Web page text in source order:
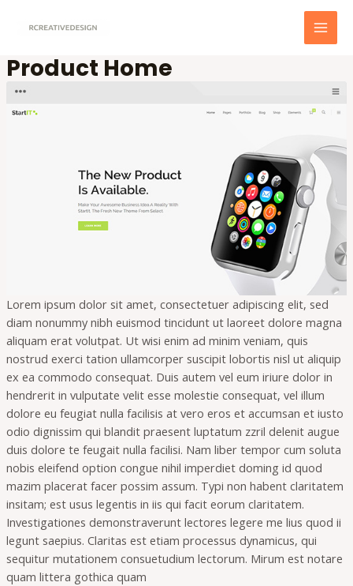
Product Home
Lorem ipsum dolor sit amet, consectetuer adipiscing elit, sed
diam nonummy nibh euismod tincidunt ut laoreet dolore magna
aliquam erat volutpat. Ut wisi enim ad minim veniam, quis
nostrud exerci tation ullamcorper suscipit lobortis nisl ut aliquip
ex ea commodo consequat. Duis autem vel eum iriure dolor in
hendrerit in vulputate velit esse molestie consequat, vel illum
dolore eu feugiat nulla facilisis at vero eros et accumsan et iusto
odio dignissim qui blandit praesent luptatum zzril delenit augue
duis dolore te feugait nulla facilisi. Nam liber tempor cum soluta
nobis eleifend option congue nihil imperdiet doming id quod
mazim placerat facer possim assum. Typi non habent claritatem
insitam; est usus legentis in iis qui facit eorum claritatem.
Investigationes demonstraverunt lectores legere me lius quod ii
legunt saepius. Claritas est etiam processus dynamicus, qui
sequitur mutationem consuetudium lectorum. Mirum est notare
quam littera gothica quam